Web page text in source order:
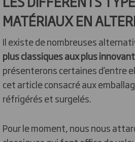
MATÉRIAUX EN
Il existe de nombreuses
plus classiques aux plus
présenterons certaines d’entre
cet article consacré aux
réfrigérés et surgelés.
Pour le moment, nous nous